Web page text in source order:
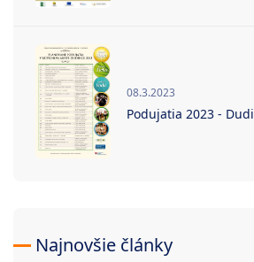
08.3.2023
Podujatia 2023 -
Najnovšie články